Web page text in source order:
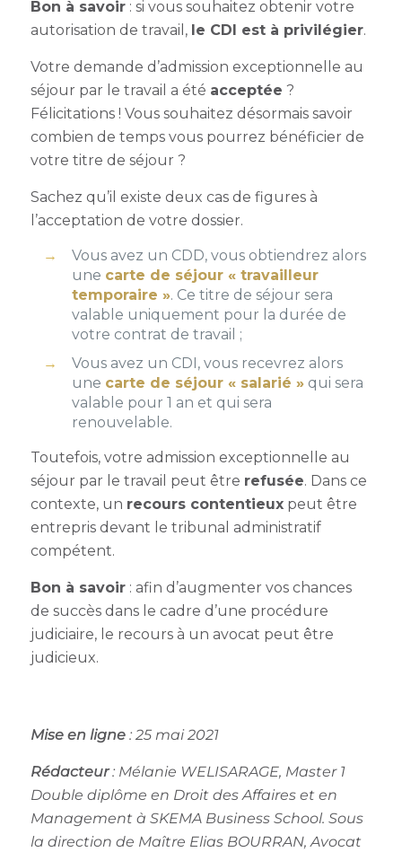
Bon à savoir: si vous souhaitez obtenir votre
autorisation de travail, le CDI est à privilégier.
Votre demande d’admission exceptionnelle au
séjour par le travail a été acceptée ?
Félicitations ! Vous souhaitez désormais savoir
combien de temps vous pourrez bénéficier de
votre titre de séjour ?
Sachez qu’il existe deux cas de figures à
l’acceptation de votre dossier.
Vous avez un CDD, vous obtiendrez alors
une carte de séjour « travailleur
temporaire ». Ce titre de séjour sera
valable uniquement pour la durée de
votre contrat de travail ;
Vous avez un CDI, vous recevrez alors
une carte de séjour « salarié »qui sera
valable pour 1 an et qui sera
renouvelable.
Toutefois, votre admission exceptionnelle au
séjour par le travail peut être refusée. Dans ce
contexte, un recours contentieuxpeut être
entrepris devant le tribunal administratif
compétent.
Bon à savoir: afin d’augmenter vos chances
de succès dans le cadre d’une procédure
judiciaire, le recours à un avocat peut être
judicieux.
Mise en ligne: 25 mai 2021
Rédacteur: Mélanie WELISARAGE, Master 1
Double diplôme en Droit des Affaires et en
Management à SKEMA Business School. Sous
la direction de Maître Elias BOURRAN, Avocat